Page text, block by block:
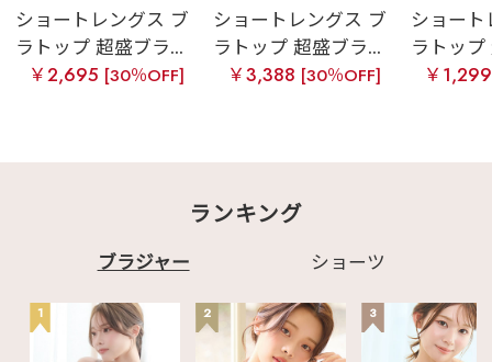
ショートレングス ブ
ラトップ 超盛ブラ...
￥2,695 [30％OFF]
ショートレングス ブ
ラトップ 超盛ブラ...
￥3,388 [30％OFF]
ショー
ラトップ
￥
ランキング
ブラジャー ショーツ
1 2 3